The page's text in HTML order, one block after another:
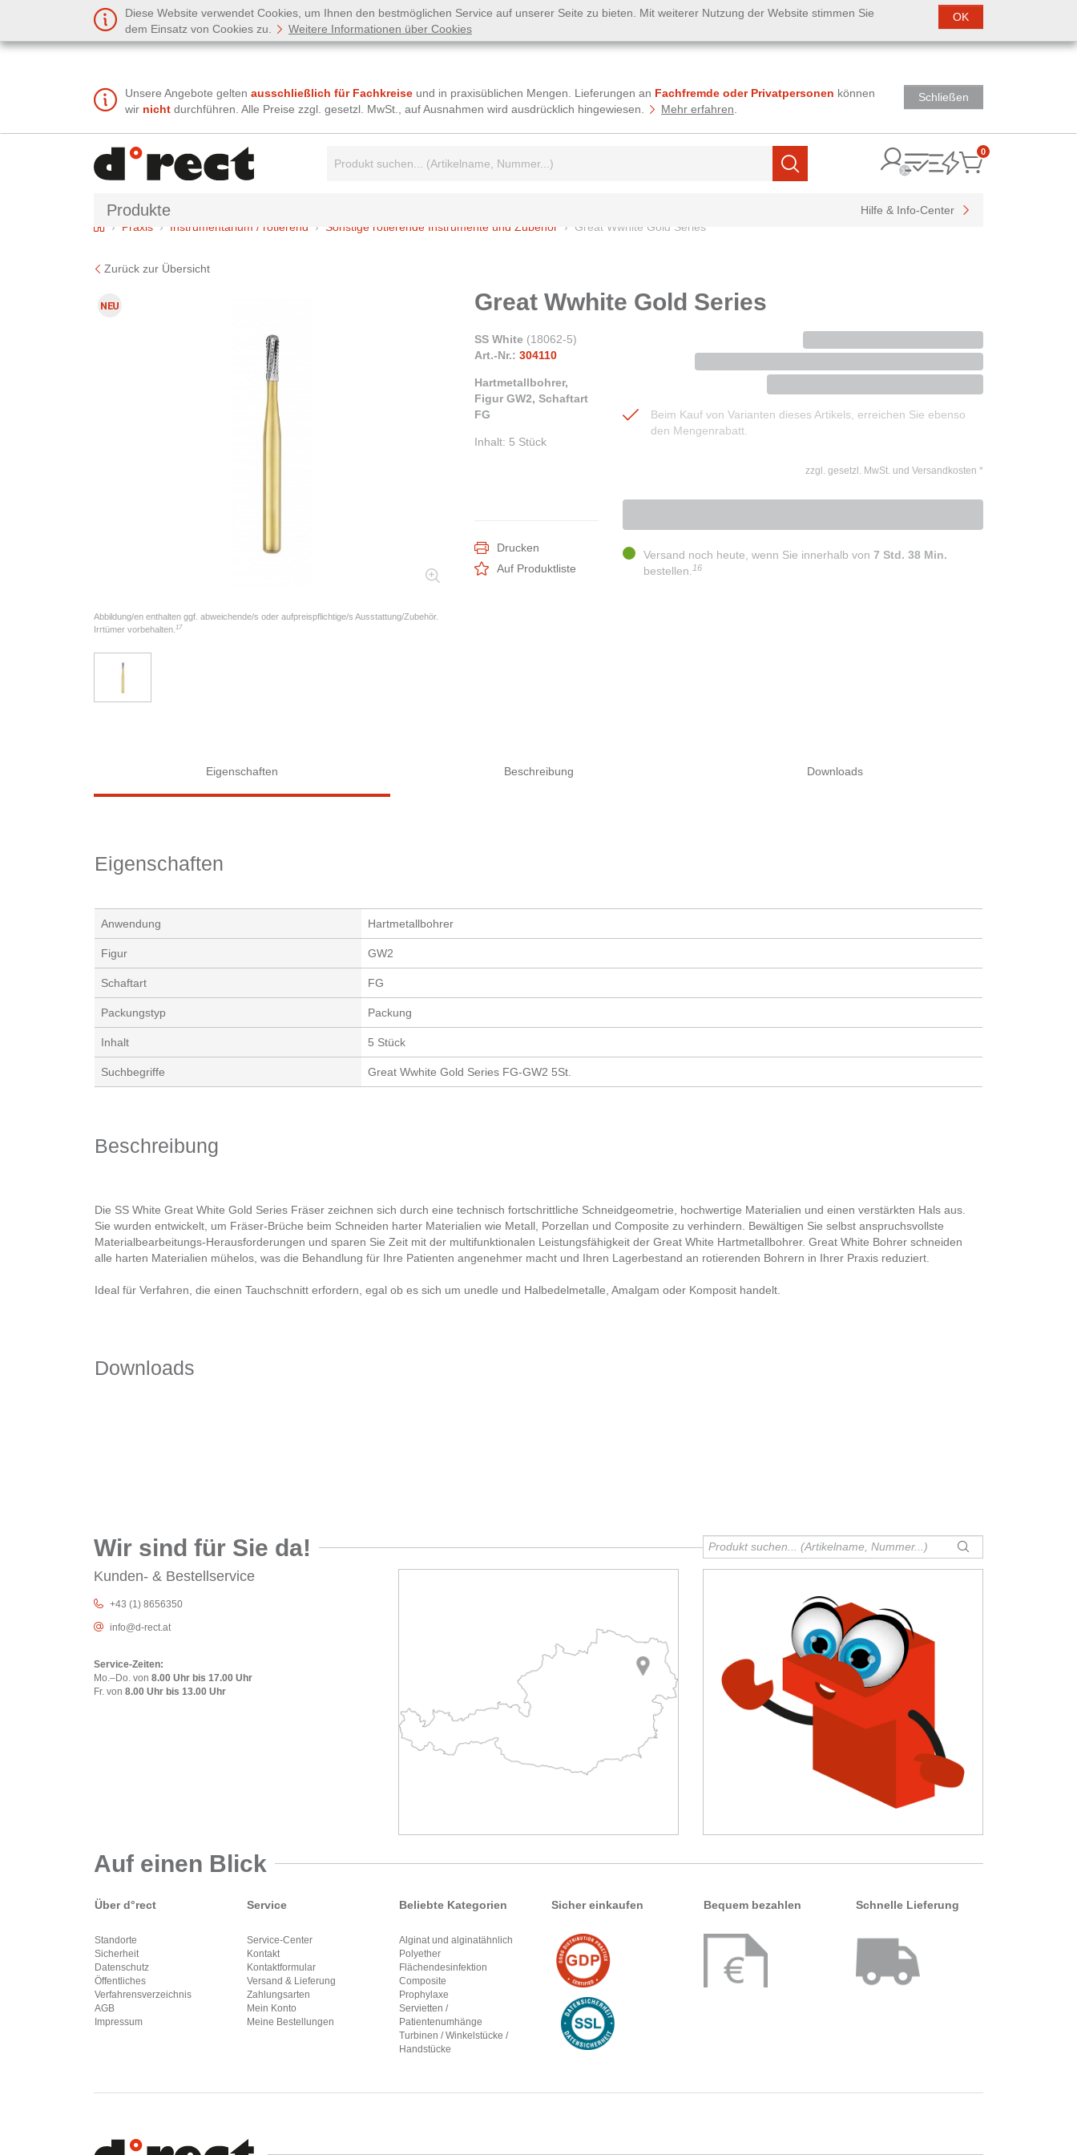
Diese Website verwendet Cookies, um Ihnen den bestmöglichen Service auf unserer Seite zu bieten. Mit weiterer Nutzung der Website stimmen Sie
dem Einsatz von Cookies zu.
Weitere Informationen über Cookies
OK
Unsere Angebote gelten ausschließlich für Fachkreise und in praxisüblichen Mengen. Lieferungen an Fachfremde oder Privatpersonen können
wir nicht durchführen. Alle Preise zzgl. gesetzl. MwSt., auf Ausnahmen wird ausdrücklich hingewiesen. Mehr erfahren
Schließen
Suchen
0Items
Produkte
Hilfe & Info-Center
HomePraxis Instrumentarium / rotierend Sonstige rotierende Instrumente und Zubehör Great Wwhite Gold Series
Zurück zur Übersicht
Abbildung/en enthalten ggf. abweichende/s oder aufpreispflichtige/s Ausstattung/Zubehör.
Irrtümer vorbehalten. 17
Great Wwhite Gold Series
Beim Kauf von Varianten dieses Artikels, erreichen Sie ebenso
den Mengenrabatt.
SS White (18062-5)
Art.-Nr.: 304110
Hartmetallbohrer,
Figur GW2, Schaftart
FG
Inhalt: 5 Stück
Drucken
Auf Produktliste
zzgl. gesetzl. MwSt. und Versandkosten *
Versand noch heute, wenn Sie innerhalb von 7 Std. 38 Min.
bestellen. 16
Eigenschaften Beschreibung Downloads
Eigenschaften
Anwendung Hartmetallbohrer
Figur GW2
Schaftart FG
Packungstyp Packung
Inhalt 5 Stück
Suchbegriffe Great Wwhite Gold Series FG-GW2 5St.
Beschreibung
Die SS White Great White Gold Series Fräser zeichnen sich durch eine technisch fortschrittliche Schneidgeometrie, hochwertige Materialien und einen verstärkten Hals aus.
Sie wurden entwickelt, um Fräser-Brüche beim Schneiden harter Materialien wie Metall, Porzellan und Composite zu verhindern. Bewältigen Sie selbst anspruchsvollste
Materialbearbeitungs-Herausforderungen und sparen Sie Zeit mit der multifunktionalen Leistungsfähigkeit der Great White Hartmetallbohrer. Great White Bohrer schneiden
alle harten Materialien mühelos, was die Behandlung für Ihre Patienten angenehmer macht und Ihren Lagerbestand an rotierenden Bohrern in Ihrer Praxis reduziert.
Ideal für Verfahren, die einen Tauchschnitt erfordern, egal ob es sich um unedle und Halbedelmetalle, Amalgam oder Komposit handelt.
Downloads
Wir sind für Sie da!
Kunden- & Bestellservice
+43 (1) 8656350
info@d-rect.at
Service-Zeiten:
Mo.–Do. von 8.00 Uhr bis 17.00 Uhr
Fr. von 8.00 Uhr bis 13.00 Uhr
Auf einen Blick
Über d°rect
Standorte
Sicherheit
Datenschutz
Öffentliches
Verfahrensverzeichnis
AGB
Impressum
Service
Service-Center
Kontakt
Kontaktformular
Versand & Lieferung
Zahlungsarten
Mein Konto
Meine Bestellungen
Beliebte Kategorien
Alginat und alginatähnlich
Polyether
Flächendesinfektion
Composite
Prophylaxe
Servietten /
Patientenumhänge
Turbinen / Winkelstücke /
Handstücke
Sicher einkaufen Bequem bezahlen Schnelle Lieferung